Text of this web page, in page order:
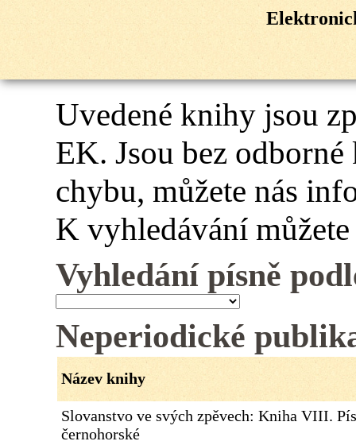
Uvedené knihy jsou
EK. Jsou bez
chybu, můžete nás
K vyhledávání
Vyhledání písně
Neperiodické
Název knihy
Slovanstvo ve svých zpěvech: Kniha VIII.
černohorské